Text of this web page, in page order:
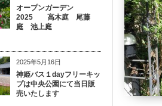
オープンガーデン
2025 高木庭 尾藤
庭 池上庭
2025年5月16日
神姫バス１dayフリーキッ
プは中央公園にて当日販
売いたします